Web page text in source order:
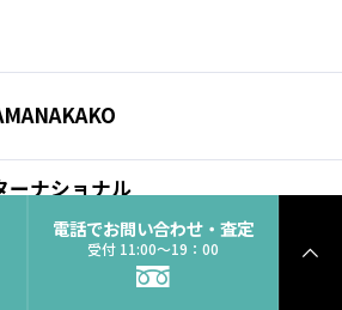
電話でお問い合わせ・査定
受付 11:00〜19：00 ト
t
b
k
ーナショナル
BA International Inc. (Info